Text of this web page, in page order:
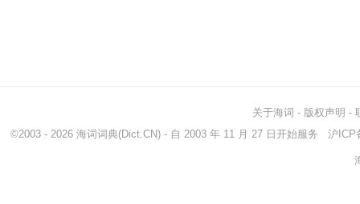
关于海词 - 版权声明 -
©2003 - 2026 海词词典(Dict.CN) - 自 2003 年 11 月 27 日开始服务 沪ICP